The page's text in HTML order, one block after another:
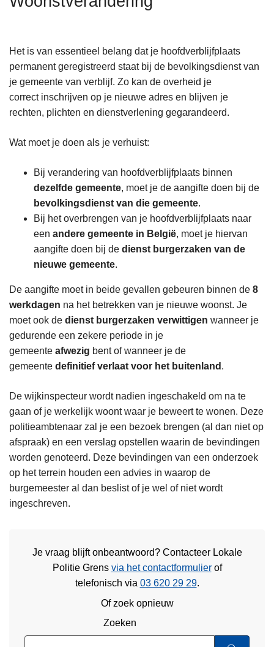
Het is van essentieel belang dat je hoofdverblijfplaats
permanent geregistreerd staat bij de bevolkingsdienst van
je gemeente van verblijf. Zo kan de overheid je
correct inschrijven op je nieuwe adres en blijven je
rechten, plichten en dienstverlening gegarandeerd.
Wat moet je doen als je verhuist:
Bij verandering van hoofdverblijfplaats binnen
dezelfde gemeente, moet je de aangifte doen bij de
bevolkingsdienst van die gemeente.
Bij het overbrengen van je hoofdverblijfplaats naar
een andere gemeente in België, moet je hiervan
aangifte doen bij de dienst burgerzaken van de
nieuwe gemeente.
De aangifte moet in beide gevallen gebeuren binnen de 8
werkdagen na het betrekken van je nieuwe woonst. Je
moet ook de dienst burgerzaken verwittigen wanneer je
gedurende een zekere periode in je
gemeente afwezig bent of wanneer je de
gemeente definitief verlaat voor het buitenland .
De wijkinspecteur wordt nadien ingeschakeld om na te
gaan of je werkelijk woont waar je beweert te wonen. Deze
politieambtenaar zal je een bezoek brengen (al dan niet op
afspraak) en een verslag opstellen waarin de bevindingen
worden genoteerd. Deze bevindingen van een onderzoek
op het terrein houden een advies in waarop de
burgemeester al dan beslist of je wel of niet wordt
ingeschreven.
Je vraag blijft onbeantwoord? Contacteer Lokale
Politie Grens via het contactformulierof
telefonisch via 03 620 29 29.
Of zoek opnieuw
Zoeken